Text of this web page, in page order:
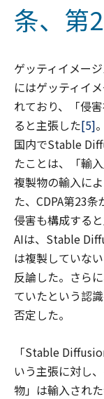
条、第
ゲッティイメー
にはゲッティイ
れており、「侵
ると主張した[5]
国内でStable
たことは、「輸
複製物の輸入に
た、CDPA第23
侵害も構成する
AIは、Stable
は複製していな
反論した。さら
ていたという認
否定した。
「Stable
いう主張に対し
物」は輸入され